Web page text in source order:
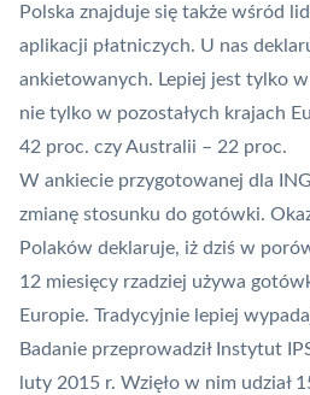
Polska znajduje się także wśród
aplikacji płatniczych. U nas
ankietowanych. Lepiej jest tylko
nie tylko w pozostałych krajach
42 proc. czy Australii – 22 proc.
W ankiecie przygotowanej dla
zmianę stosunku do gotówki.
Polaków deklaruje, iż dziś w
12 miesięcy rzadziej używa
Europie. Tradycyjnie lepiej
Badanie przeprowadził Instytut
luty 2015 r. Wzięło w nim udział